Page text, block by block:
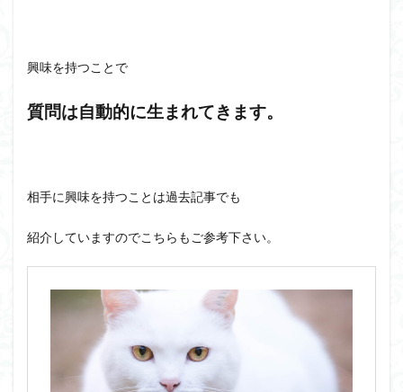
興味を持つことで
質問は自動的に生まれてきます。
相手に興味を持つことは過去記事でも
紹介していますのでこちらもご参考下さい。